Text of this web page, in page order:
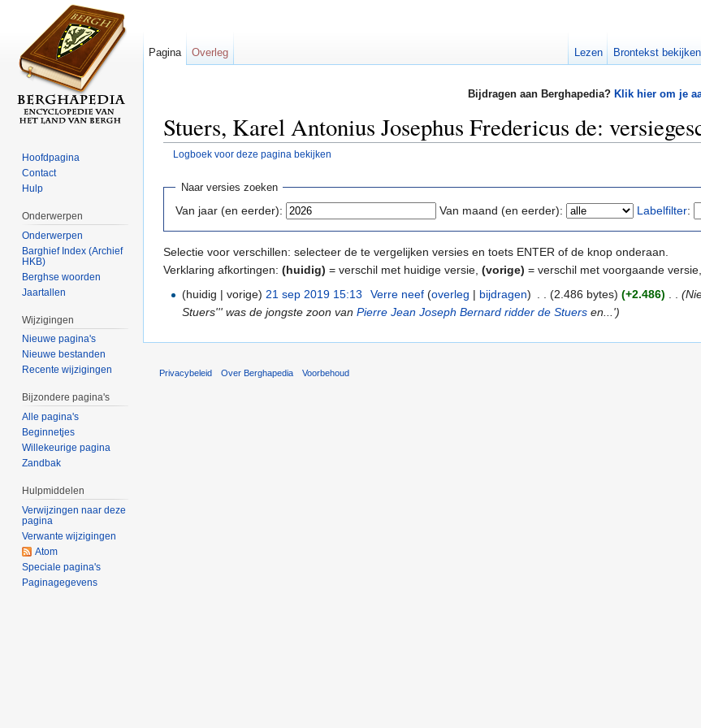
Bijdragen aan Berghapedia? Klik hier om je
Stuers, Karel Antonius Josephus Fredericus de:
Logboek voor deze pagina bekijken
Naar versies zoeken
Van jaar (en eerder): Van maand (en eerder): Labelfilter:
Selectie voor verschillen: selecteer de te vergelijken versies en toets ENTER of de knop onderaan.
Verklaring afkortingen: (huidig) = verschil met huidige versie, (vorige) = verschil met voorgaande versie,
(huidig | vorige) 21 sep 2019 15:13 Verre neef (overleg | bijdragen) (2.486 bytes) (+2.486)
Stuers''' was de jongste zoon vanPierre Jean Joseph Bernard ridder de Stuers en...')
Pagina Overleg Lezen Brontekst bekijken
Hoofdpagina
Contact
Hulp
Onderwerpen
Onderwerpen
Barghief Index (Archief
HKB)
Berghse woorden
Jaartallen
Wijzigingen
Nieuwe pagina's
Nieuwe bestanden
Recente wijzigingen
Bijzondere pagina's
Alle pagina's
Beginnetjes
Willekeurige pagina
Zandbak
Hulpmiddelen
Verwijzingen naar deze
pagina
Verwante wijzigingen
Atom
Speciale pagina's
Paginagegevens
Privacybeleid Over Berghapedia Voorbehoud